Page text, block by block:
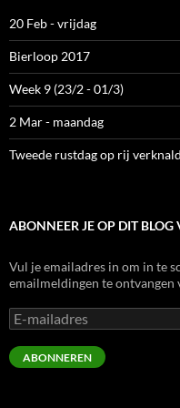
20 Feb - vrijdag
Bierloop 2017
Week 9 (23/2 - 01/3)
2 Mar - maandag
Tweede rustdag op rij verknald
ABONNEER JE OP DIT
Vul je emailadres in om in te
emailmeldingen te ontvangen
E-
mailadres
ABONNEREN